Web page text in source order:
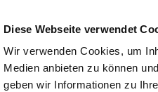
Diese Webseite verwendet
Wir verwenden Cookies, um
Medien anbieten zu können
geben wir Informationen zu
Besuchen &